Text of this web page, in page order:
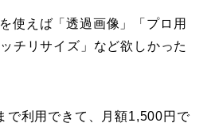
使えば「透過画像」「プロ用
チリサイズ」など欲しかった
で利用できて、月額1,500円で